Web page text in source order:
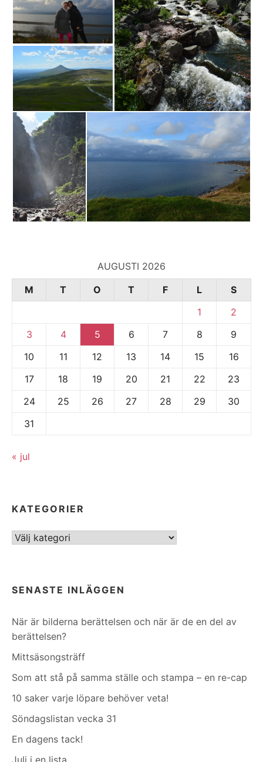
AUGUSTI 2026
M
T O T F L
S
1
2
3
4 5 6 7 8
9
10
11 12 13 14 15
16
17
18 19 20 21 22
23
24
25 26 27 28 29
30
31
« jul
KATEGORIER
Kategorier
SENASTE INLÄGGEN
När är bilderna berättelsen och när är de en del av
berättelsen?
Mittsäsongsträff
Som att stå på samma ställe och stampa – en re-cap
10 saker varje löpare behöver veta!
Söndagslistan vecka 31
En dagens tack!